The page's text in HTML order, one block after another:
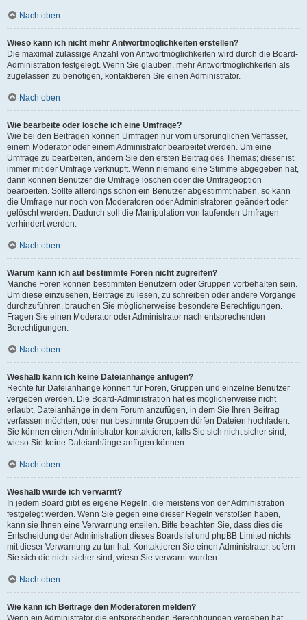
Nach oben
Wieso kann ich nicht mehr Antwortmöglichkeiten erstellen?
Die maximal zulässige Anzahl von Antwortmöglichkeiten wird durch die Board-
Administration festgelegt. Wenn Sie glauben, mehr Antwortmöglichkeiten als
zugelassen zu benötigen, kontaktieren Sie einen Administrator.
Nach oben
Wie bearbeite oder lösche ich eine Umfrage?
Wie bei den Beiträgen können Umfragen nur vom ursprünglichen Verfasser,
einem Moderator oder einem Administrator bearbeitet werden. Um eine
Umfrage zu bearbeiten, ändern Sie den ersten Beitrag des Themas; dieser ist
immer mit der Umfrage verknüpft. Wenn niemand eine Stimme abgegeben hat,
dann können Benutzer die Umfrage löschen oder die Umfrageoption
bearbeiten. Sollte allerdings schon ein Benutzer abgestimmt haben, so kann
die Umfrage nur noch von Moderatoren oder Administratoren geändert oder
gelöscht werden. Dadurch soll die Manipulation von laufenden Umfragen
verhindert werden.
Nach oben
Warum kann ich auf bestimmte Foren nicht zugreifen?
Manche Foren können bestimmten Benutzern oder Gruppen vorbehalten sein.
Um diese einzusehen, Beiträge zu lesen, zu schreiben oder andere Vorgänge
durchzuführen, brauchen Sie möglicherweise besondere Berechtigungen.
Fragen Sie einen Moderator oder Administrator nach entsprechenden
Berechtigungen.
Nach oben
Weshalb kann ich keine Dateianhänge anfügen?
Rechte für Dateianhänge können für Foren, Gruppen und einzelne Benutzer
vergeben werden. Die Board-Administration hat es möglicherweise nicht
erlaubt, Dateianhänge in dem Forum anzufügen, in dem Sie Ihren Beitrag
verfassen möchten, oder nur bestimmte Gruppen dürfen Dateien hochladen.
Sie können einen Administrator kontaktieren, falls Sie sich nicht sicher sind,
wieso Sie keine Dateianhänge anfügen können.
Nach oben
Weshalb wurde ich verwarnt?
In jedem Board gibt es eigene Regeln, die meistens von der Administration
festgelegt werden. Wenn Sie gegen eine dieser Regeln verstoßen haben,
kann sie Ihnen eine Verwarnung erteilen. Bitte beachten Sie, dass dies die
Entscheidung der Administration dieses Boards ist und phpBB Limited nichts
mit dieser Verwarnung zu tun hat. Kontaktieren Sie einen Administrator, sofern
Sie sich die nicht sicher sind, wieso Sie verwarnt wurden.
Nach oben
Wie kann ich Beiträge den Moderatoren melden?
Wenn ein Administrator die entsprechenden Berechtigungen vergeben hat,